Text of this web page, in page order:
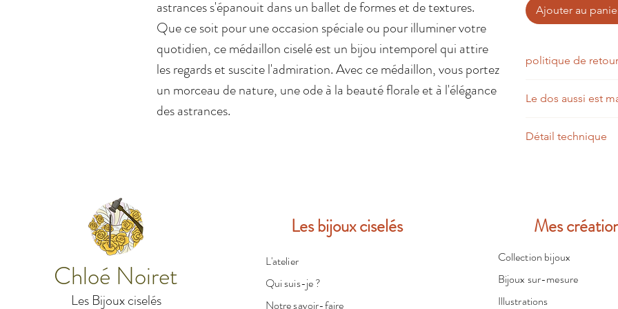
astrances s'épanouit dans un ballet de formes et de textures.
Que ce soit pour une occasion spéciale ou pour illuminer votre
quotidien, ce médaillon ciselé est un bijou intemporel qui attire
les regards et suscite l'admiration. Avec ce médaillon, vous portez
un morceau de nature, une ode à la beauté florale et à l'élégance
des astrances.
Ajouter au
politique de retour
à condition que
personnalisées).
sauf en cas de
Le dos aussi est
naissance à des
matière.
Détail technique
éclat, son niveau
fabrication. Le prix
plus adaptée à votre
Argent massif 925
Chloé Noiret
Les Bijoux ciselés
Les bijoux ciselés
L'atelier
Qui suis-je ?
Notre savoir-faire
Mes
Collection bijoux
Bijoux sur-mesure
Illustrations